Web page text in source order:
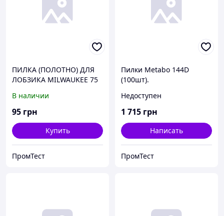
ПИЛКА (ПОЛОТНО) ДЛЯ
ЛОБЗИКА MILWAUKEE 75
4932254071).
В наличии
95 грн
Купить
ПромТест
Пилки Metabo 144D
(100шт).
Недоступен
1 715 грн
Написать
ПромТест